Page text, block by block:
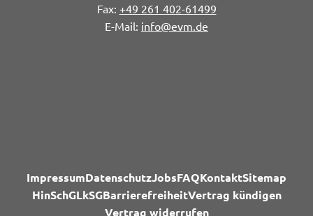
+49 261 402-61499
info@evm.de
ImpressumDatenschutzJobsFAQKontaktSitemap
HinSchGLkSGBarrierefreiheitVertrag kündigen
Vertrag widerrufen